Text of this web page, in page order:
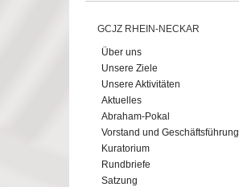
GCJZ RHEIN-NECKAR
Über uns
Unsere Ziele
Unsere Aktivitäten
Aktuelles
Abraham-Pokal
Vorstand und Geschäftsführung
Kuratorium
Rundbriefe
Satzung